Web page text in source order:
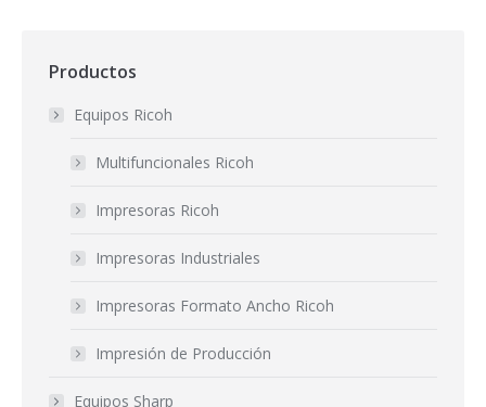
Productos
Equipos Ricoh
Multifuncionales Ricoh
Impresoras Ricoh
Impresoras Industriales
Impresoras Formato Ancho Ricoh
Impresión de Producción
Equipos Sharp